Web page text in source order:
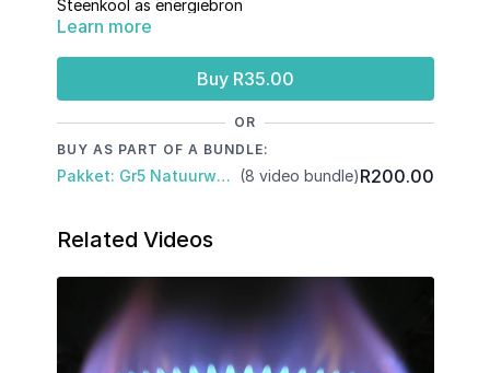
Steenkool as energiebron
Ander energiebronne vir elektrisiteits-opwekking
Learn more
Buy R35.00
OR
BUY AS PART OF A BUNDLE:
Pakket: Gr5 Natuurwetenskap & Tegnologie: Kwartaal 3 (8 video bundle)R200.00
Related Videos